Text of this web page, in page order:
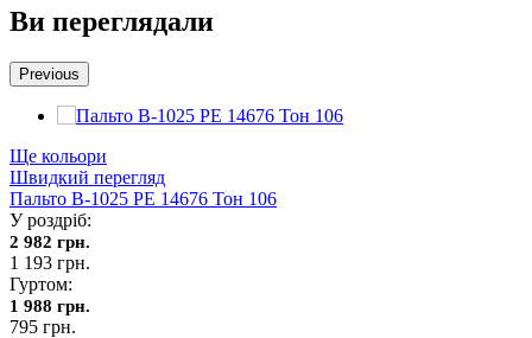
Ви переглядали
Previous
Ще кольори
Швидкий перегляд
Пальто В-1025 PE 14676 Тон 106
У роздріб:
2 982 грн.
1 193 грн.
Гуртом:
1 988 грн.
795 грн.